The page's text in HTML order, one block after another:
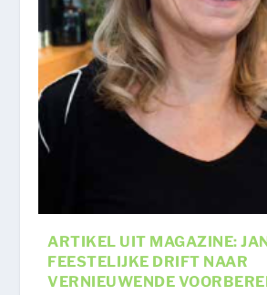
ARTIKEL UIT MAGAZINE:
FEESTELIJKE DRIFT NAAR
VERNIEUWENDE